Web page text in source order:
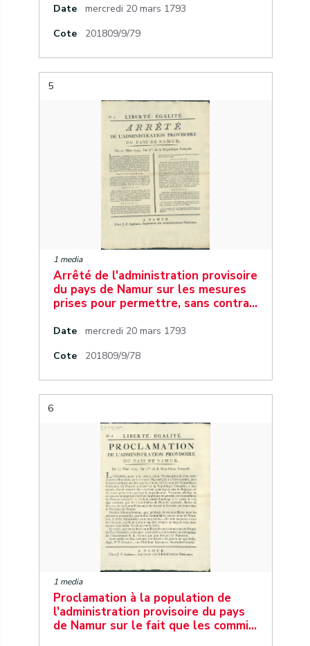
Date
mercredi 20 mars 1793
Cote
201809/9/79
5
1 media
Arrêté de l'administration provisoire
du pays de Namur sur les mesures
prises pour permettre, sans contra…
Date
mercredi 20 mars 1793
Cote
201809/9/78
6
1 media
Proclamation à la population de
l'administration provisoire du pays
de Namur sur le fait que les commi…